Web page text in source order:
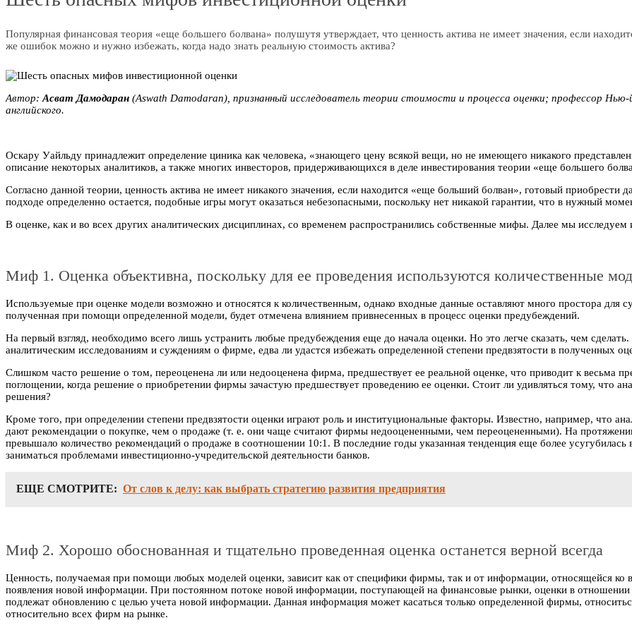
Популярная финансовая теория «еще большего болвана» полушутя утверждает, что ценность актива не имеет значения, если
же ошибок можно и нужно избежать, когда надо знать реальную стоимость актива?
Автор:Асват Дамодаран (Aswath Damodaran), признанный исследователь теории стоимости и процесса оценки; профессор
английского.
Оскару Уайльду принадлежит определение циника как человека, «знающего цену всякой вещи, но не имеющего никакого
описание некоторых аналитиков, а также многих инвесторов, придерживающихся в деле инвестирования теории «еще большего
Согласно данной теории, ценность актива не имеет никакого значения, если находится «еще больший болван», готовый
подходе определенно остается, подобные игры могут оказаться небезопасными, поскольку нет никакой гарантии, что в нужный
В оценке, как и во всех других аналитических дисциплинах, со временем распространились собственные мифы. Далее мы исследуем
Миф 1. Оценка объективна, поскольку для ее проведения используются количественные
Используемые при оценке модели возможно и относятся к количественным, однако входные данные оставляют много простора для
полученная при помощи определенной модели, будет отмечена влиянием привнесенных в процесс оценки предубеждений.
На первый взгляд, необходимо всего лишь устранить любые предубеждения еще до начала оценки. Но это легче сказать, чем
аналитическим исследованиям и суждениям о фирме, едва ли удастся избежать определенной степени предвзятости в полученных
Слишком часто решение о том, переоценена ли или недооценена фирма, предшествует ее реальной оценке, что приводит к весьма
поглощении, когда решение о приобретении фирмы зачастую предшествует проведению ее оценки. Стоит ли удивляться тому, что
решения?
Кроме того, при определении степени предвзятости оценки играют роль и институциональные факторы. Известно, например, что
дают рекомендации о покупке, чем о продаже (т. е. они чаще считают фирмы недооцененными, чем переоцененными). На
превышало количество рекомендаций о продаже в соотношении 10:1. В последние годы указанная тенденция еще более
заниматься проблемами инвестиционно-учредительской деятельности банков.
ЕЩЕ СМОТРИТЕ: От слов к делу: как выбрать стратегию развития предприятия
Миф 2. Хорошо обоснованная и тщательно проведенная оценка останется верной всегда
Ценность, получаемая при помощи любых моделей оценки, зависит как от специфики фирмы, так и от информации, относящейся ко
появления новой информации. При постоянном потоке новой информации, поступающей на финансовые рынки, оценки в
подлежат обновлению с целью учета новой информации. Данная информация может касаться только определенной фирмы,
относительно всех фирм на рынке.